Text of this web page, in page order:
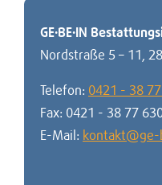
GE·BE·IN
Nordstraße 5 – 11
Telefon: 0421 - 38
Fax: 0421 - 38 77
E-Mail: